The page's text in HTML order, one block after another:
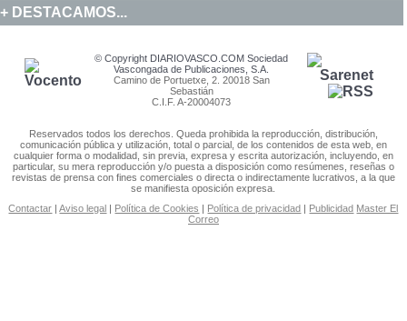
DESTACAMOS...
© Copyright DIARIOVASCO.COM Sociedad
Vascongada de Publicaciones, S.A.
Camino de Portuetxe, 2. 20018 San
Sebastián
C.I.F. A-20004073
Reservados todos los derechos. Queda prohibida la reproducción, distribución,
comunicación pública y utilización, total o parcial, de los contenidos de esta web, en
cualquier forma o modalidad, sin previa, expresa y escrita autorización, incluyendo, en
particular, su mera reproducción y/o puesta a disposición como resúmenes, reseñas o
revistas de prensa con fines comerciales o directa o indirectamente lucrativos, a la que
se manifiesta oposición expresa.
Contactar |Aviso legal | Política de Cookies | Política de privacidad | Publicidad Master El
Correo